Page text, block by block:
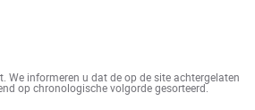
We informeren u dat de op de site achtergelaten
op chronologische volgorde gesorteerd.